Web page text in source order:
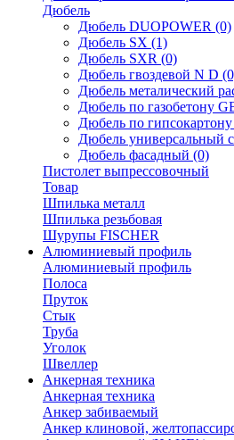
Дюбель
Дюбель DUOPOWER (0)
Дюбель SX (1)
Дюбель SXR (0)
Дюбель гвоздевой N D
Дюбель металический
Дюбель по газобетону
Дюбель по гипсокартону
Дюбель универсальный
Дюбель фасадный (0)
Пистолет выпрессовочный
Товар
Шпилька металл
Шпилька резьбовая
Шурупы FISCHER
Алюминиевый профиль
Алюминиевый профиль
Полоса
Пруток
Стык
Труба
Уголок
Швеллер
Анкерная техника
Анкерная техника
Анкер забиваемый
Анкер клиновой,